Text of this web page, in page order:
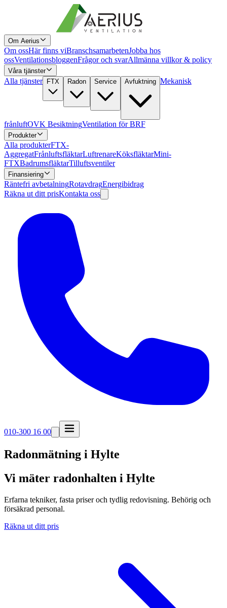
Om Aerius
Om ossHär finns viBranschsamarbetenJobba hos
ossVentilationsbloggenFrågor och svarAllmänna villkor & policy
Våra tjänster
Alla tjänster FTX Radon Service Avfuktning Mekanisk
frånluftOVK BesiktningVentilation för BRF
Produkter
Alla produkterFTX-
AggregatFrånluftsfläktarLuftrenareKöksfläktarMini-
FTXBadrumsfläktarTilluftsventiler
Finansiering
Räntefri avbetalningRotavdragEnergibidrag
Räkna ut ditt prisKontakta oss
010-300 16 00
Radonmätning i Hylte
Vi mäter radonhalten i Hylte
Erfarna tekniker, fasta priser och tydlig redovisning. Behörig och
försäkrad personal.
Räkna ut ditt pris